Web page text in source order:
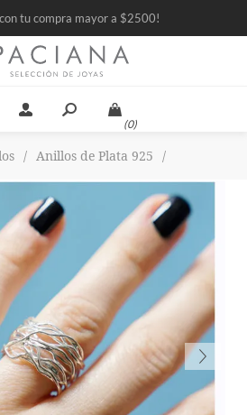
tu compra mayor a $2500!
(0)
/ Anillos de Plata 925 /